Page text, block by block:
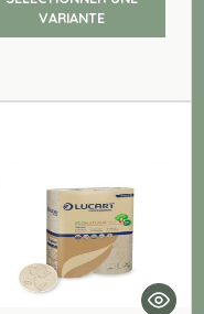
VARIANTE